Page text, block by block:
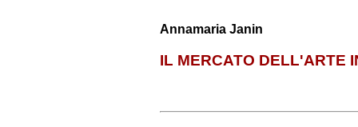
Annamaria Janin
IL MERCATO DELL'ARTE